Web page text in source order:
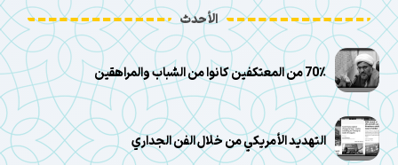
الأحدث
70٪ من المعتكفين كانوا من الشباب والمراهقين
التهديد الأمريكي من خلال الفن الجداري